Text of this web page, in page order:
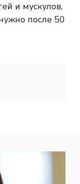
и мускулов,
после 50